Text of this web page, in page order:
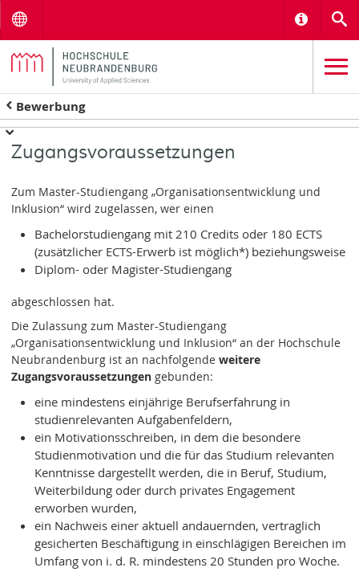
Bewerbung
Zugangsvoraussetzungen
Zum Master-Studiengang „Organisationsentwicklung und
Inklusion“ wird zugelassen, wer einen
Bachelorstudiengang mit 210 Credits oder 180 ECTS
(zusätzlicher ECTS-Erwerb ist möglich*) beziehungsweise
Diplom- oder Magister-Studiengang
abgeschlossen hat.
Die Zulassung zum Master-Studiengang
„Organisationsentwicklung und Inklusion“ an der Hochschule
Neubrandenburg ist an nachfolgendeweitere
Zugangsvoraussetzungen gebunden:
eine mindestens einjährige Berufserfahrung in
studienrelevanten Aufgabenfeldern,
ein Motivationsschreiben, in dem die besondere
Studienmotivation und die für das Studium relevanten
Kenntnisse dargestellt werden, die in Beruf, Studium,
Weiterbildung oder durch privates Engagement
erworben wurden,
ein Nachweis einer aktuell andauernden, vertraglich
gesicherten Beschäftigung in einschlägigen Bereichen im
Umfang von i. d. R. mindestens 20 Stunden pro Woche.